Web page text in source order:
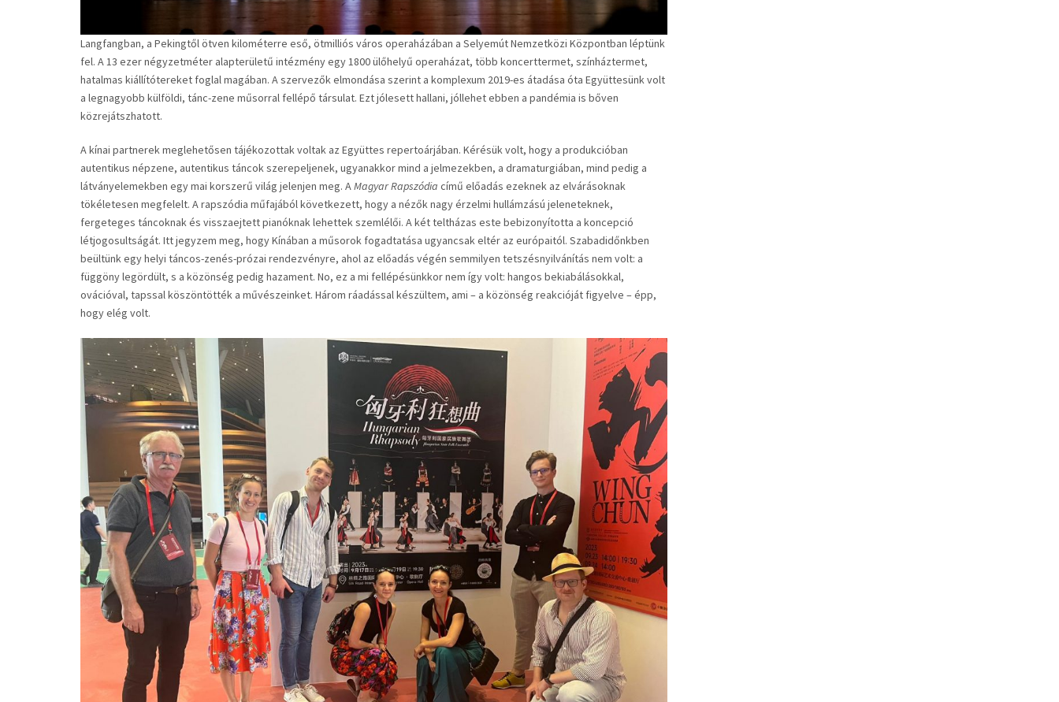
Langfangban, a Pekingtől ötven kilométerre eső, ötmilliós város operaházában a Selyemút Nemzetközi Központban léptünk
fel. A 13 ezer négyzetméter alapterületű intézmény egy 1800 ülőhelyű operaházat, több koncerttermet, színháztermet,
hatalmas kiállítótereket foglal magában. A szervezők elmondása szerint a komplexum 2019-es átadása óta Együttesünk volt
a legnagyobb külföldi, tánc-zene műsorral fellépő társulat. Ezt jólesett hallani, jóllehet ebben a pandémia is bőven
közrejátszhatott.
A kínai partnerek meglehetősen tájékozottak voltak az Együttes repertoárjában. Kérésük volt, hogy a produkcióban
autentikus népzene, autentikus táncok szerepeljenek, ugyanakkor mind a jelmezekben, a dramaturgiában, mind pedig a
látványelemekben egy mai korszerű világ jelenjen meg. AMagyar Rapszódia című előadás ezeknek az elvárásoknak
tökéletesen megfelelt. A rapszódia műfajából következett, hogy a nézők nagy érzelmi hullámzású jeleneteknek,
fergeteges táncoknak és visszaejtett pianóknak lehettek szemlélői. A két teltházas este bebizonyította a koncepció
létjogosultságát. Itt jegyzem meg, hogy Kínában a műsorok fogadtatása ugyancsak eltér az európaitól. Szabadidőnkben
beültünk egy helyi táncos-zenés-prózai rendezvényre, ahol az előadás végén semmilyen tetszésnyilvánítás nem volt: a
függöny legördült, s a közönség pedig hazament. No, ez a mi fellépésünkkor nem így volt: hangos bekiabálásokkal,
ovációval, tapssal köszöntötték a művészeinket. Három ráadással készültem, ami – a közönség reakcióját figyelve – épp,
hogy elég volt.